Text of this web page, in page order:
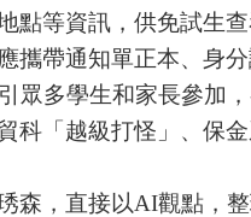
點等資訊，供免試生
攜帶通知單正本、身
眾多學生和家長參加
科「越級打怪」、保
森，直接以AI觀點，